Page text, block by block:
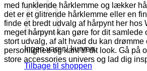
Ingen varer i kurven.
Tilbage til shoppen
med funklende hårklemme og lækker
det er et glitrende hårklemme eller en
finde et bredt udvalg af hårpynt her hos
meget hårpynt kan gøre for dit samlede
stort udvalg, af alt hvad du kan
personlighed og kant til dit look. Gå på
store accessories univers og lad dig